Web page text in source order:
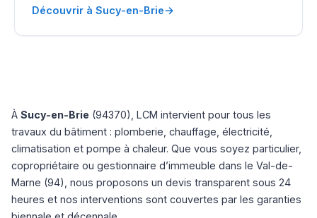
Découvrir à Sucy-en-Brie→
À Sucy-en-Brie (94370), LCM intervient pour tous les
travaux du bâtiment : plomberie, chauffage, électricité,
climatisation et pompe à chaleur. Que vous soyez particulier,
copropriétaire ou gestionnaire d’immeuble dans le Val-de-
Marne (94), nous proposons un devis transparent sous 24
heures et nos interventions sont couvertes par les garanties